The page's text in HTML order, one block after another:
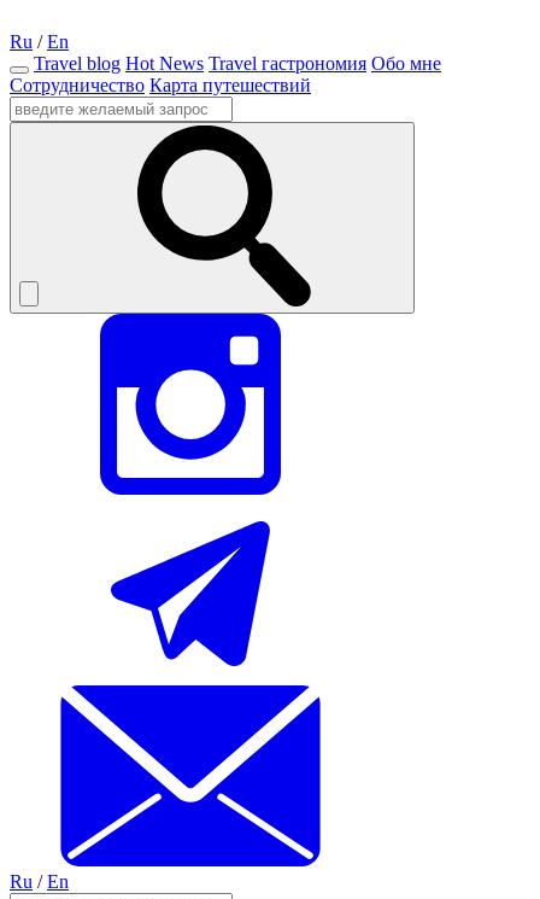
Ru /En
Travel blog Hot News Travel гастрономия Обо мне
Сотрудничество Карта путешествий
Ru /En